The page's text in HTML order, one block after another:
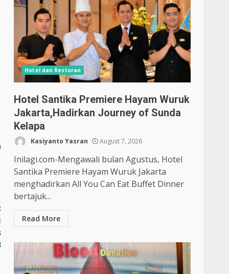
Hotel dan Restoran
Hotel Santika Premiere Hayam Wuruk
Jakarta,Hadirkan Journey of Sunda
Kelapa
Kasiyanto Yasran August 7, 2026
Inilagi.com-Mengawali bulan Agustus, Hotel
Santika Premiere Hayam Wuruk Jakarta
menghadirkan All You Can Eat Buffet Dinner
bertajuk...
Read More